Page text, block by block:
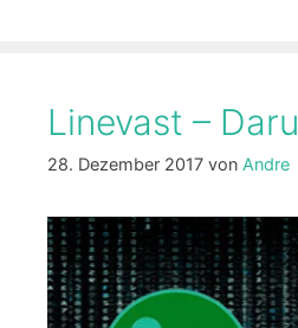
Linevast –
28. Dezember 2017 von Andre